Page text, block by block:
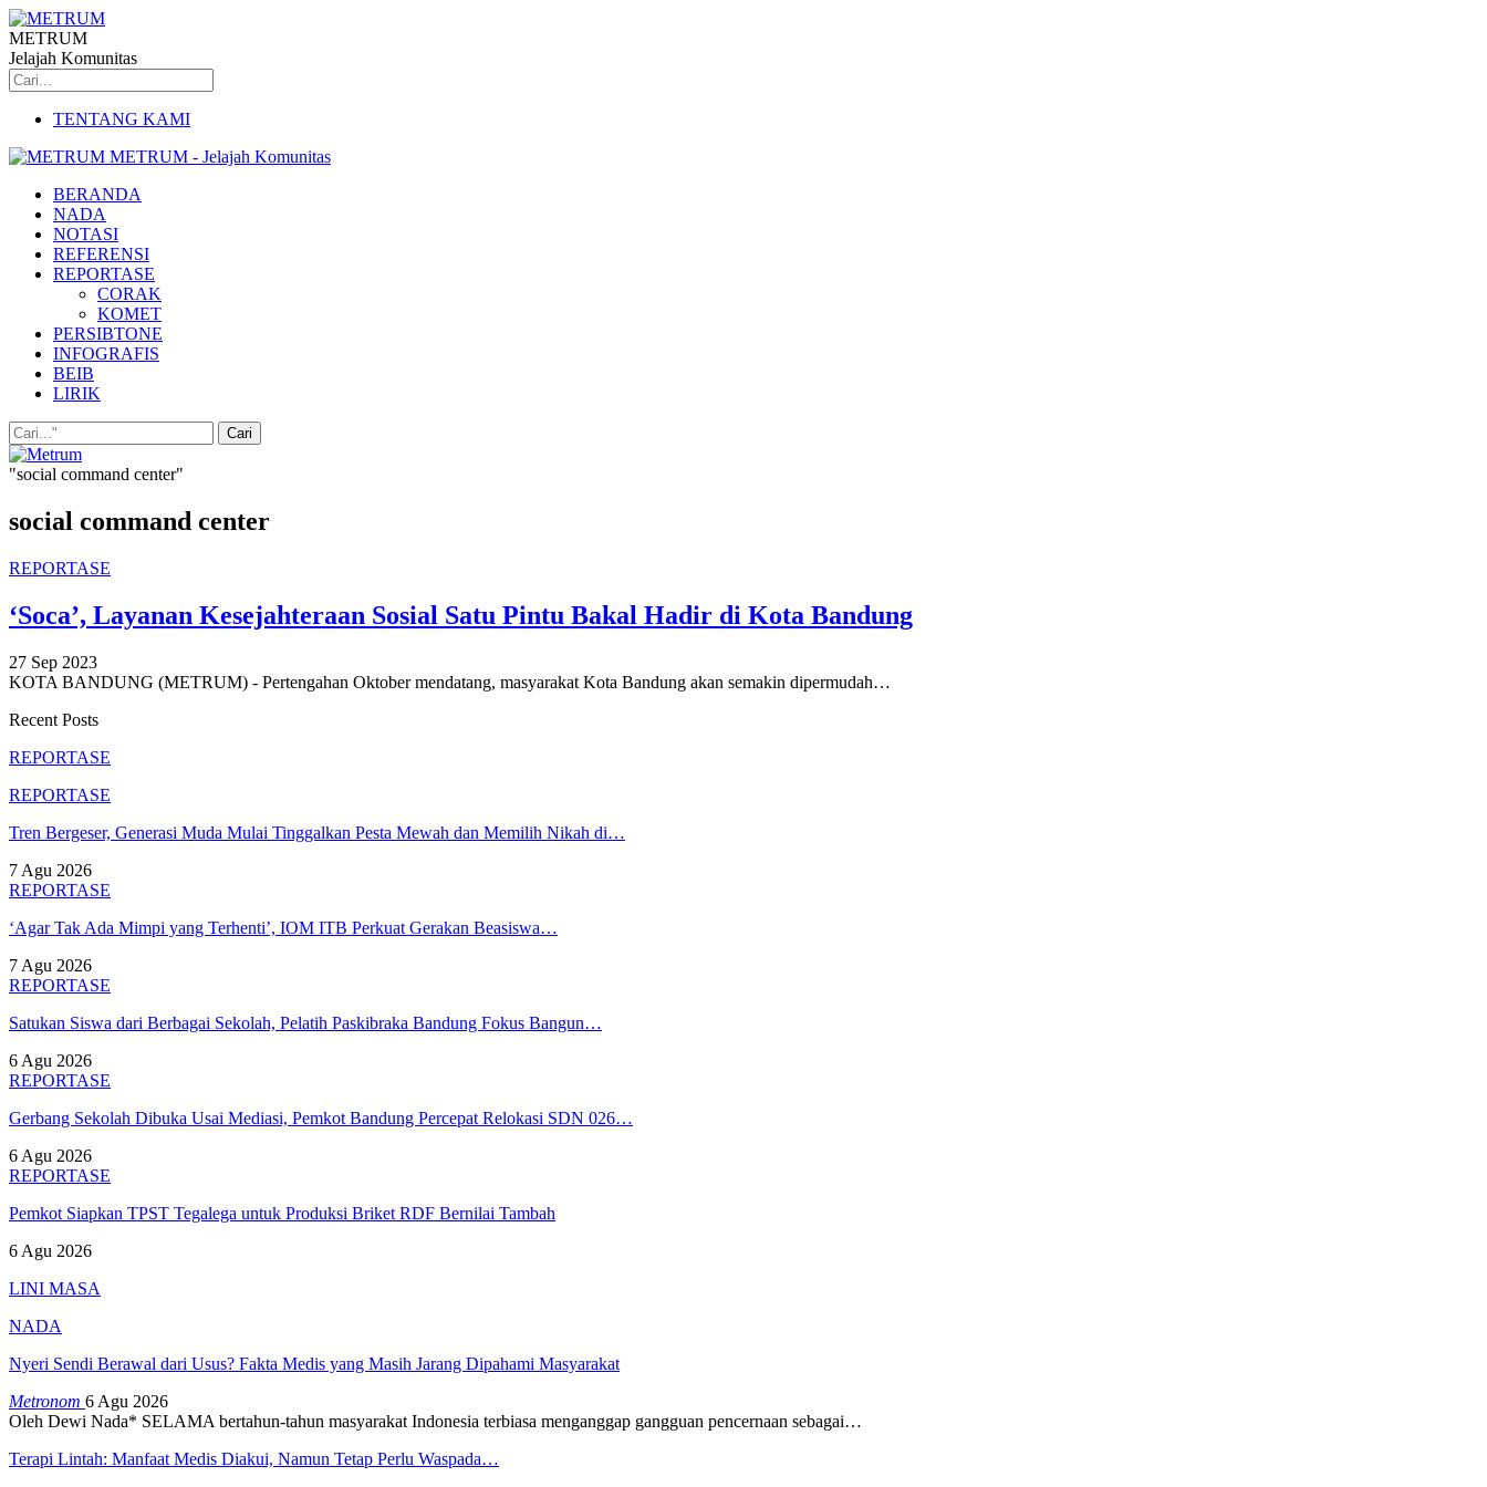
METRUM
Jelajah Komunitas
TENTANG KAMI
METRUM - Jelajah Komunitas
BERANDA
NADA
NOTASI
REFERENSI
REPORTASE
CORAK
KOMET
PERSIBTONE
INFOGRAFIS
BEIB
LIRIK
"social command center"
social command center
REPORTASE
‘Soca’, Layanan Kesejahteraan Sosial Satu Pintu Bakal Hadir di Kota Bandung
27 Sep 2023
KOTA BANDUNG (METRUM) - Pertengahan Oktober mendatang, masyarakat Kota Bandung akan semakin dipermudah…
Recent Posts
REPORTASE
REPORTASE
Tren Bergeser, Generasi Muda Mulai Tinggalkan Pesta Mewah dan Memilih Nikah di…
7 Agu 2026
REPORTASE
‘Agar Tak Ada Mimpi yang Terhenti’, IOM ITB Perkuat Gerakan Beasiswa…
7 Agu 2026
REPORTASE
Satukan Siswa dari Berbagai Sekolah, Pelatih Paskibraka Bandung Fokus Bangun…
6 Agu 2026
REPORTASE
Gerbang Sekolah Dibuka Usai Mediasi, Pemkot Bandung Percepat Relokasi SDN 026…
6 Agu 2026
REPORTASE
Pemkot Siapkan TPST Tegalega untuk Produksi Briket RDF Bernilai Tambah
6 Agu 2026
LINI MASA
NADA
Nyeri Sendi Berawal dari Usus? Fakta Medis yang Masih Jarang Dipahami Masyarakat
Metronom 6 Agu 2026
Oleh Dewi Nada* SELAMA bertahun-tahun masyarakat Indonesia terbiasa menganggap gangguan pencernaan sebagai…
Terapi Lintah: Manfaat Medis Diakui, Namun Tetap Perlu Waspada…